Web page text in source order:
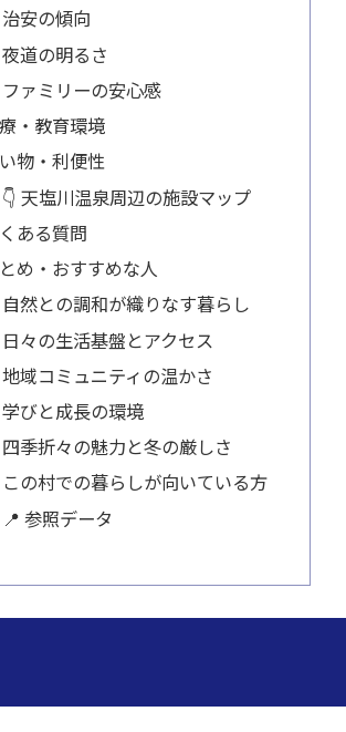
治安の傾向
夜道の明るさ
ファミリーの安心感
・教育環境
物・利便性
👇 天塩川温泉周辺の施設マップ
ある質問
め・おすすめな人
自然との調和が織りなす暮らし
日々の生活基盤とアクセス
地域コミュニティの温かさ
学びと成長の環境
四季折々の魅力と冬の厳しさ
この村での暮らしが向いている方
📍 参照データ